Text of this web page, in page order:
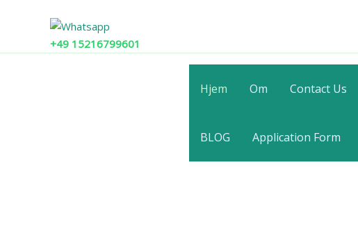
+49 15216799601
Hjem Om Contact Us
BLOG Application Form
Your Trusted